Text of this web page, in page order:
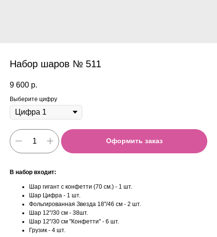
Набор шаров № 511
9 600 р.
Выберите цифру
Оформить заказ
В набор входит:
Шар гигант с конфетти (70 см.) - 1 шт.
Шар Цифра - 1 шт.
Фольгированная Звезда 18"/46 см - 2 шт.
Шар 12"/30 см - 38шт.
Шар 12"/30 см "Конфетти" - 6 шт.
Грузик - 4 шт.